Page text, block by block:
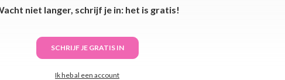
niet langer, schrijf je in: het is gratis!
SCHRIJF JE GRATIS IN
Ik heb al een account